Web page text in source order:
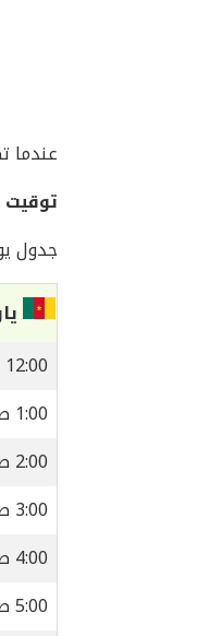
عندما
توقيت
جدول
12:00 صباحاً
1:00 صباحاً
2:00 صباحاً
3:00 صباحاً
4:00 صباحاً
5:00 صباحاً